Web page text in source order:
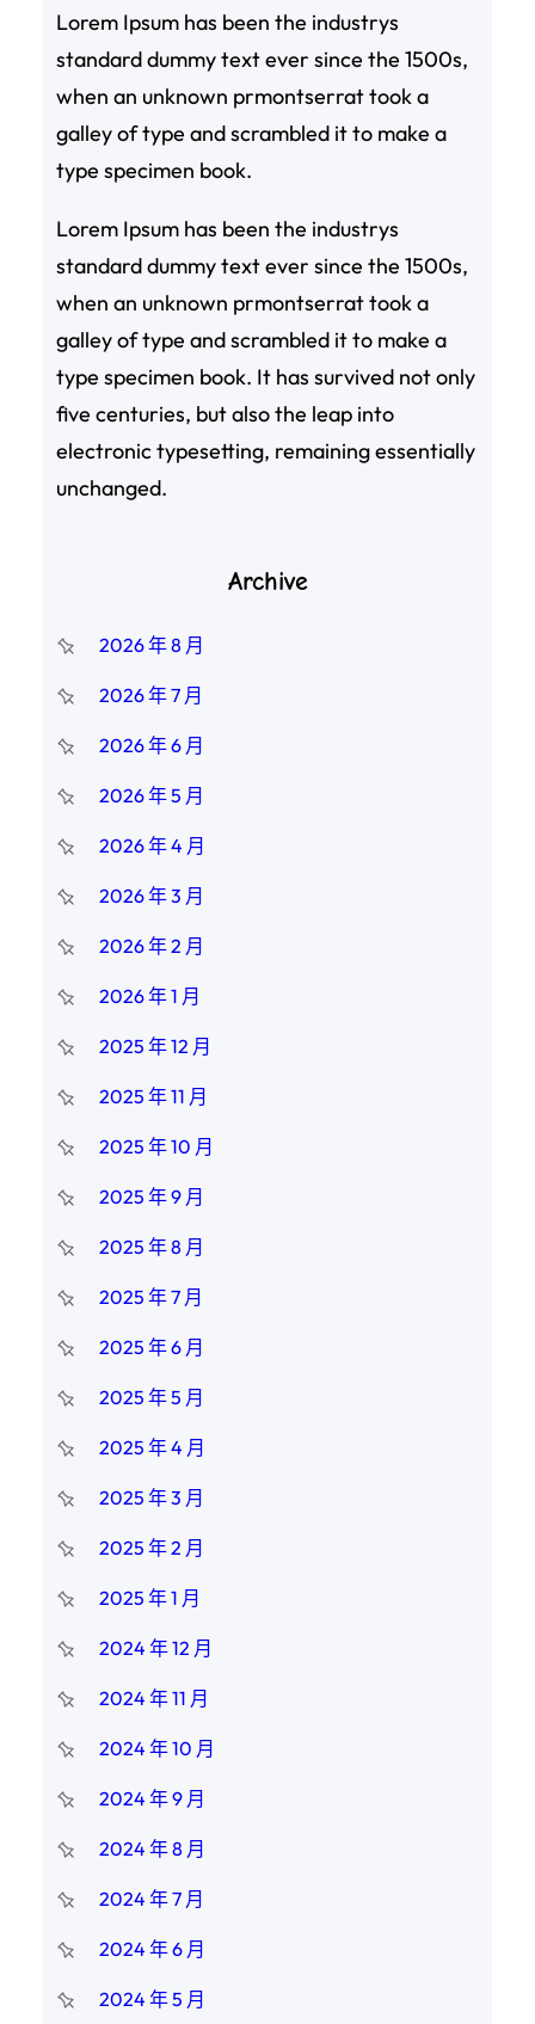
Lorem Ipsum has been the industrys
standard dummy text ever since the 1500s,
when an unknown prmontserrat took a
galley of type and scrambled it to make a
type specimen book.
Lorem Ipsum has been the industrys
standard dummy text ever since the 1500s,
when an unknown prmontserrat took a
galley of type and scrambled it to make a
type specimen book. It has survived not only
five centuries, but also the leap into
electronic typesetting, remaining essentially
unchanged.
Archive
2026 年 8 月
2026 年 7 月
2026 年 6 月
2026 年 5 月
2026 年 4 月
2026 年 3 月
2026 年 2 月
2026 年 1 月
2025 年 12 月
2025 年 11 月
2025 年 10 月
2025 年 9 月
2025 年 8 月
2025 年 7 月
2025 年 6 月
2025 年 5 月
2025 年 4 月
2025 年 3 月
2025 年 2 月
2025 年 1 月
2024 年 12 月
2024 年 11 月
2024 年 10 月
2024 年 9 月
2024 年 8 月
2024 年 7 月
2024 年 6 月
2024 年 5 月